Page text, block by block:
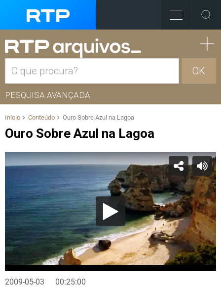
OK
PESQUISA AVANÇADA
Início Conteúdo Ouro Sobre Azul na Lagoa
Ouro Sobre Azul na Lagoa
2009-05-03 00:25:00